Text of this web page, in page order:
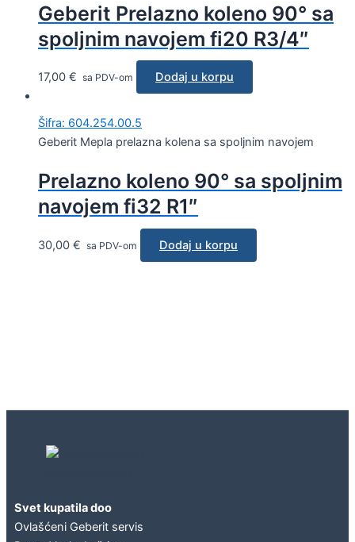
Geberit Prelazno koleno 90° sa
spoljnim navojem fi20 R3/4″
17,00 € sa PDV-om Dodaj u korpu
Šifra: 604.254.00.5
Geberit Mepla prelazna kolena sa spoljnim navojem
Prelazno koleno 90° sa spoljnim
navojem fi32 R1″
30,00 € sa PDV-om Dodaj u korpu
Svet kupatila doo
Ovlašćeni Geberit servis